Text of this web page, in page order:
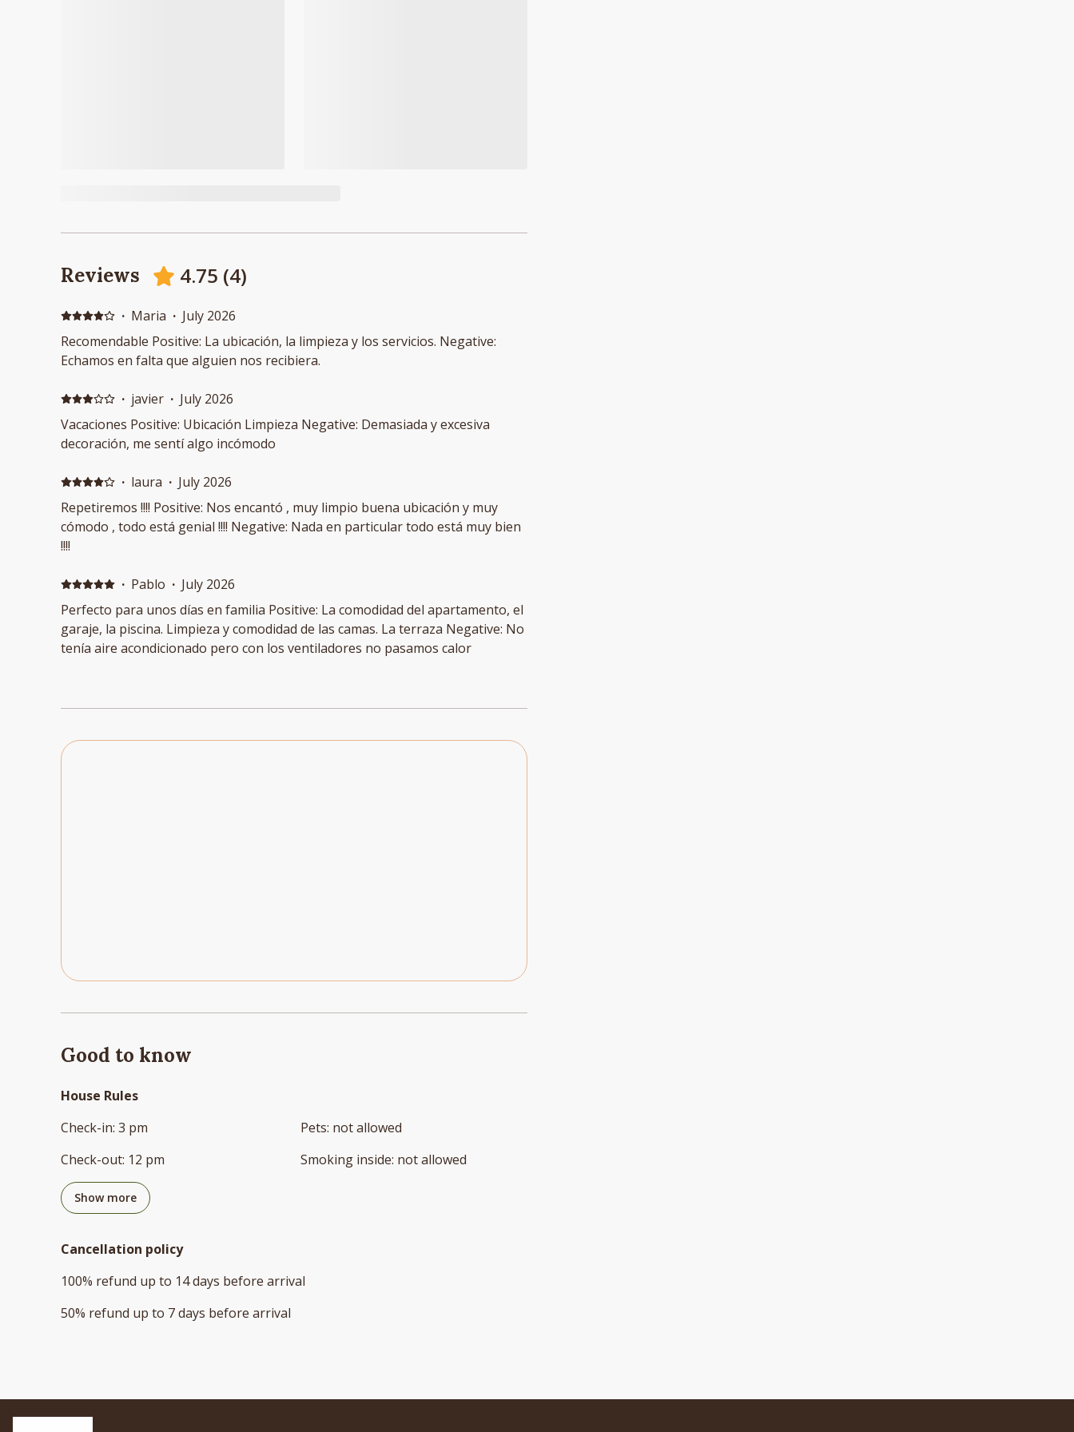
Reviews 4.75 (4)
· Maria · July 2026
Recomendable Positive: La ubicación, la limpieza y los servicios. Negative:
Echamos en falta que alguien nos recibiera.
· javier · July 2026
Vacaciones Positive: Ubicación Limpieza Negative: Demasiada y excesiva
decoración, me sentí algo incómodo
· laura · July 2026
Repetiremos !!!! Positive: Nos encantó , muy limpio buena ubicación y muy
cómodo , todo está genial !!!! Negative: Nada en particular todo está muy bien
!!!!
· Pablo · July 2026
Perfecto para unos días en familia Positive: La comodidad del apartamento, el
garaje, la piscina. Limpieza y comodidad de las camas. La terraza Negative: No
tenía aire acondicionado pero con los ventiladores no pasamos calor
Good to know
House Rules
Check-in: 3 pm
Check-out: 12 pm
Pets: not allowed
Smoking inside: not allowed
Show more
Cancellation policy
100% refund up to 14 days before arrival
50% refund up to 7 days before arrival